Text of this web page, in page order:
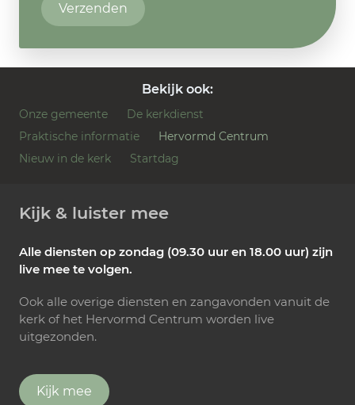
Verzenden
Bekijk ook:
Onze gemeente
De kerkdienst
Praktische informatie
Hervormd Centrum
Nieuw in de kerk
Startdag
Kijk & luister mee
Alle diensten op zondag (09.30 uur en 18.00 uur) zijn
live mee te volgen.
Ook alle overige diensten en zangavonden vanuit de
kerk of het Hervormd Centrum worden live
uitgezonden.
Kijk mee